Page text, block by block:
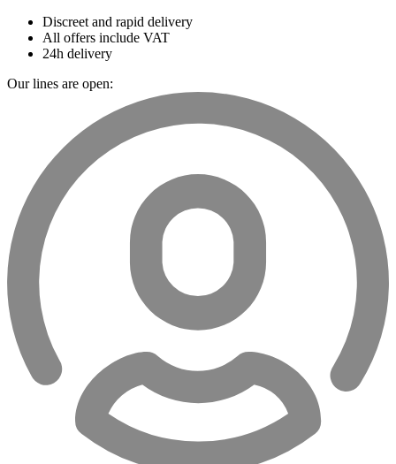
Discreet and rapid delivery
All offers include VAT
24h delivery
Our lines are open: